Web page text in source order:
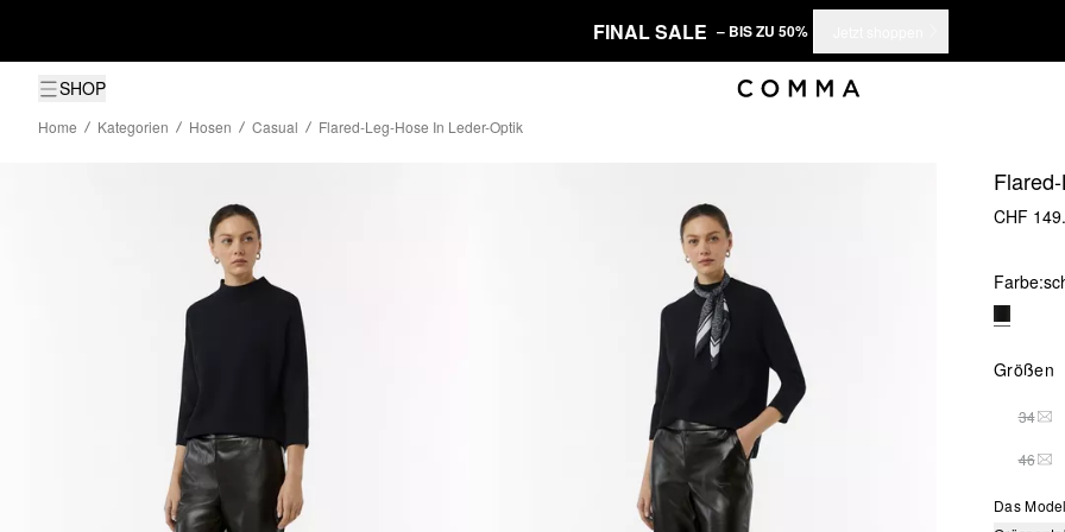
FINAL SALE – BIS ZU 50%
SHOP
Home
Kategorien Hosen Casual Flared-Leg-Hose In Leder-Optik
CHF
Farbe:
Größen
34
46
Das